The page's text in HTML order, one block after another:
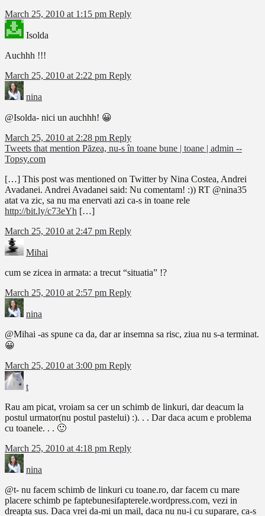
March 25, 2010 at 1:15 pm Reply
Isolda
Auchhh !!!
March 25, 2010 at 2:22 pm Reply
nina
@Isolda- nici un auchhh! 😀
March 25, 2010 at 2:28 pm Reply
Tweets that mention Păzea, nu-s în toane bune | toane | admin --
Topsy.com
[…] This post was mentioned on Twitter by Nina Costea, Andrei
Avadanei. Andrei Avadanei said: Nu comentam! :)) RT @nina35
atat va zic, sa nu ma enervati azi ca-s in toane rele
http://bit.ly/c73eYh […]
March 25, 2010 at 2:47 pm Reply
Mihai
cum se zicea in armata: a trecut “situatia” !?
March 25, 2010 at 2:57 pm Reply
nina
@Mihai -as spune ca da, dar ar insemna sa risc, ziua nu s-a terminat.
😀
March 25, 2010 at 3:00 pm Reply
t
Rau am picat, vroiam sa cer un schimb de linkuri, dar deacum la
postul urmator(nu postul pastelui) :). . . Dar daca acum e problema
cu toanele. . . 🙂
March 25, 2010 at 4:18 pm Reply
nina
@t- nu facem schimb de linkuri cu toane.ro, dar facem cu mare
placere schimb pe faptebunesifapterele.wordpress.com, vezi in
dreapta sus. Daca vrei da-mi un mail, daca nu nu-i cu suparare, ca-s